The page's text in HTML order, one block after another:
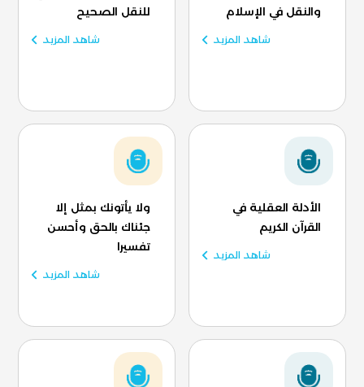
والنقل في الإسلام
شاهد المزيد
للنقل الصحيح
شاهد المزيد
الأدلة العقلية في
القرآن الكريم
شاهد المزيد
ولا يأتونك بمثل إلا
جئناك بالحق وأحسن
تفسيرا
شاهد المزيد